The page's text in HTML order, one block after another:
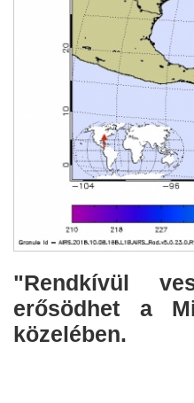
"Rendkívül
erősödhet a
közelében.